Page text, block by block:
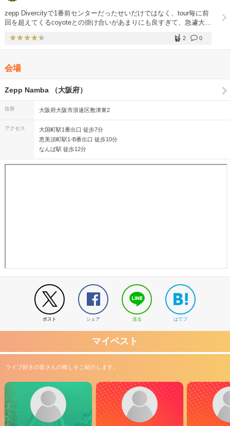
zepp Divercityで1番前センターだったせいだけではなく、tour毎に前
回を超えてくるcoyoteとの掛け合いがあまりにも良すぎて、急遽大阪
戦。 今回は2階の後ろから2列目でステージ全体の動きが観られて2つ
の公演で1セットのような感覚で観られました。 ギリギリで取った席
たのも通常ライブの雰囲気とは違って楽しめた。 東京公演よりも
coyoteのメンバーとは濃密な掛け合いが観られて、やっぱり1つの
tourで頭と最後を観るのって大切なことなんだなと感じました。 一
度、coyoteのメンバーと初期tourのフルセトリを観てみたいかな。 き
っと新たな意味が生まれてくるような気がしました。 年齢的にも1本
1本が大切なライブになるので、行ける時は出来るだけ参戦したいな
0
2
会場
Zepp Namba （大阪府）
住所 大阪府大阪市浪速区敷津東2
アクセス
大国町駅1番出口 徒歩7分
恵美須町駅1-B番出口 徒歩10分
なんば駅 徒歩12分
ポスト シェア 送る はてブ
マイベスト
ライブ好きの皆さんの推しをご紹介します。